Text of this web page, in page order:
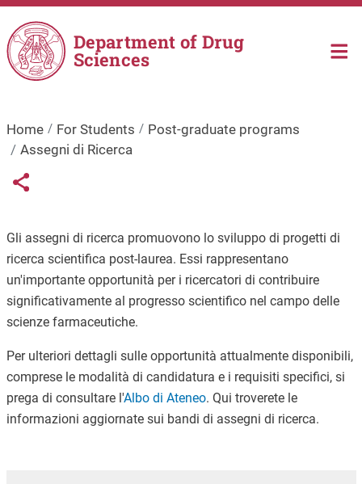
Skip to main content
Department of Drug
Sciences
Home For Students
Post-graduate programs
Assegni di Ricerca
Links condivisione social
Share button
Gli assegni di ricerca promuovono lo sviluppo di progetti di
ricerca scientifica post-laurea. Essi rappresentano
un'importante opportunità per i ricercatori di contribuire
significativamente al progresso scientifico nel campo delle
scienze farmaceutiche.
Per ulteriori dettagli sulle opportunità attualmente disponibili,
comprese le modalità di candidatura e i requisiti specifici, si
prega di consultare l'Albo di Ateneo. Qui troverete le
informazioni aggiornate sui bandi di assegni di ricerca.